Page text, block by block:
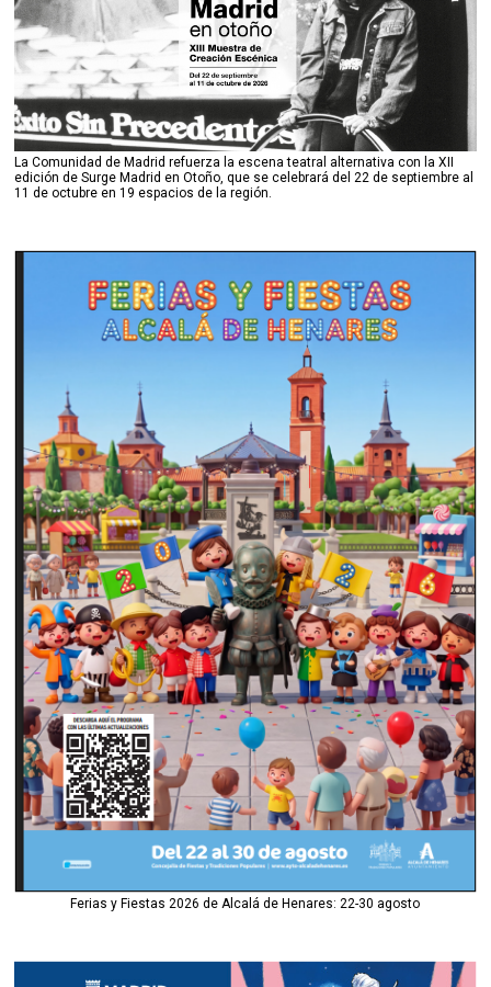
La Comunidad de Madrid refuerza la escena teatral alternativa con la XII
edición de Surge Madrid en Otoño, que se celebrará del 22 de septiembre al
11 de octubre en 19 espacios de la región.
Ferias y Fiestas 2026 de Alcalá de Henares: 22-30 agosto